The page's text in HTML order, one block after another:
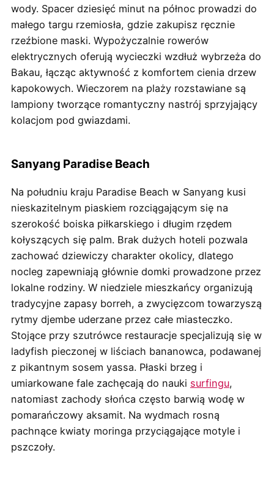
wody. Spacer dziesięć minut na północ prowadzi do
małego targu rzemiosła, gdzie zakupisz ręcznie
rzeźbione maski. Wypożyczalnie rowerów
elektrycznych oferują wycieczki wzdłuż wybrzeża do
Bakau, łącząc aktywność z komfortem cienia drzew
kapokowych. Wieczorem na plaży rozstawiane są
lampiony tworzące romantyczny nastrój sprzyjający
kolacjom pod gwiazdami.
Sanyang Paradise Beach
Na południu kraju Paradise Beach w Sanyang kusi
nieskazitelnym piaskiem rozciągającym się na
szerokość boiska piłkarskiego i długim rzędem
kołyszących się palm. Brak dużych hoteli pozwala
zachować dziewiczy charakter okolicy, dlatego
nocleg zapewniają głównie domki prowadzone przez
lokalne rodziny. W niedziele mieszkańcy organizują
tradycyjne zapasy borreh, a zwycięzcom towarzyszą
rytmy djembe uderzane przez całe miasteczko.
Stojące przy szutrówce restauracje specjalizują się w
ladyfish pieczonej w liściach bananowca, podawanej
z pikantnym sosem yassa. Płaski brzeg i
umiarkowane fale zachęcają do nauki surfingu,
natomiast zachody słońca często barwią wodę w
pomarańczowy aksamit. Na wydmach rosną
pachnące kwiaty moringa przyciągające motyle i
pszczoły.